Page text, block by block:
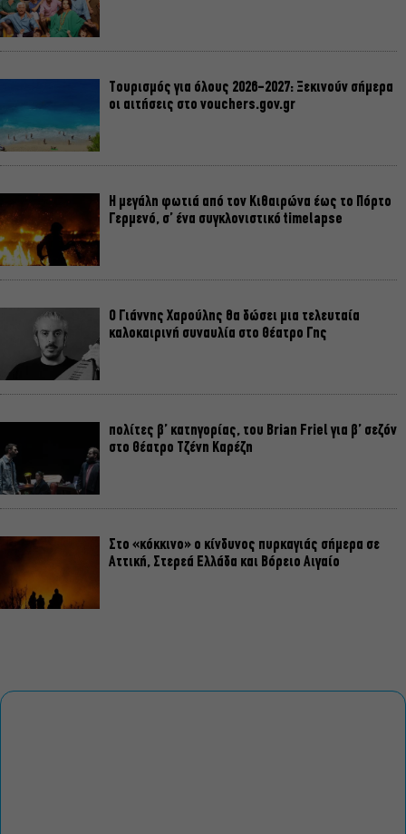
Τουρισμός για όλους 2026-2027: Ξεκινούν σήμερα
οι αιτήσεις στο vouchers.gov.gr
Η μεγάλη φωτιά από τον Κιθαιρώνα έως το Πόρτο
Γερμενό, σ’ ένα συγκλονιστικό timelapse
Ο Γιάννης Χαρούλης θα δώσει μια τελευταία
καλοκαιρινή συναυλία στο Θέατρο Γης
πολίτες β’ κατηγορίας, του Brian Friel για β’ σεζόν
στο Θέατρο Τζένη Καρέζη
Στο «κόκκινο» ο κίνδυνος πυρκαγιάς σήμερα σε
Αττική, Στερεά Ελλάδα και Βόρειο Αιγαίο